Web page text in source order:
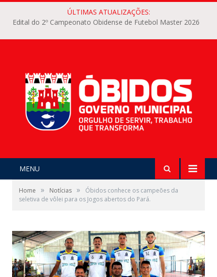
ÚLTIMAS ATUALIZAÇÕES:
Edital do 2º Campeonato Obidense de Futebol Master 2026
MENU
Home » Notícias »
Óbidos conhece os campeões da
seletiva de vôlei para os Jogos abertos do Pará.